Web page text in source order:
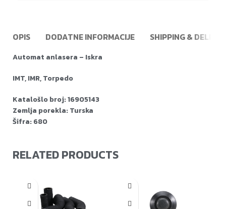
OPIS DODATNE INFORMACIJE SHIPPING &
Automat anlasera – Iskra
IMT, IMR, Torpedo
Katalošlo broj: 16905143
Zemlja porekla: Turska
Šifra: 680
RELATED PRODUCTS